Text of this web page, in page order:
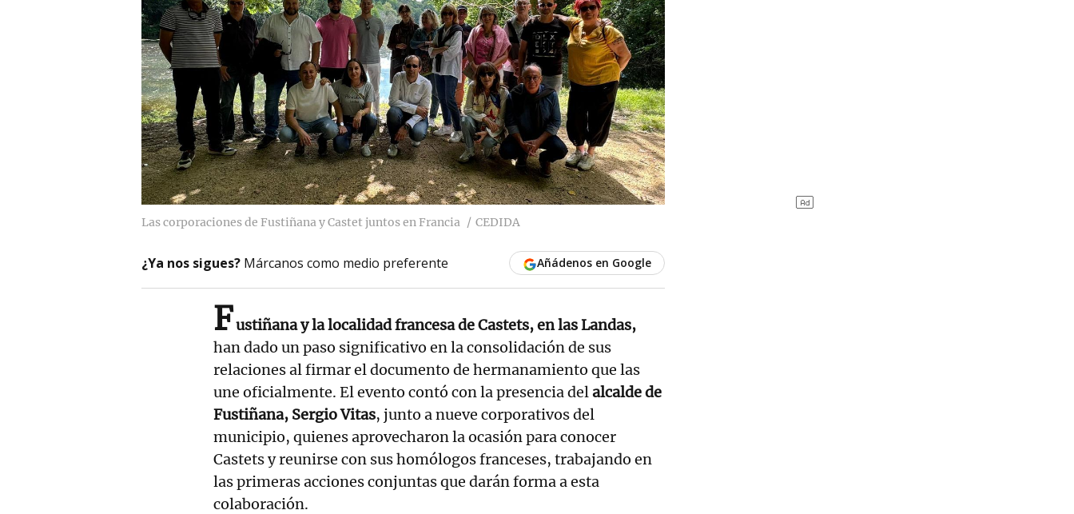
Las corporaciones de Fustiñana y Castet juntos en Francia CEDIDA
¿Ya nos sigues? Márcanos como medio preferente Añádenos en Google
Fustiñana y la localidad francesa de Castets, en las Landas,
han dado un paso significativo en la consolidación de sus
relaciones al firmar el documento de hermanamiento que las
une oficialmente. El evento contó con la presencia delalcalde de
Fustiñana, Sergio Vitas, junto a nueve corporativos del
municipio, quienes aprovecharon la ocasión para conocer
Castets y reunirse con sus homólogos franceses, trabajando en
las primeras acciones conjuntas que darán forma a esta
colaboración.